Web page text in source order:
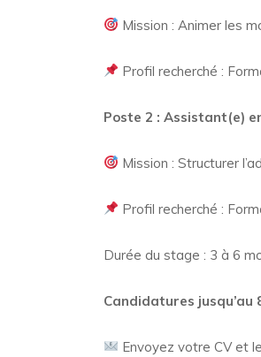
Mission : Animer les
Profil recherché :
Poste 2 : Assistant(e)
Mission : Structurer
Profil recherché :
Durée du stage : 3 à 6
Candidatures jusqu’au
Envoyez votre CV et